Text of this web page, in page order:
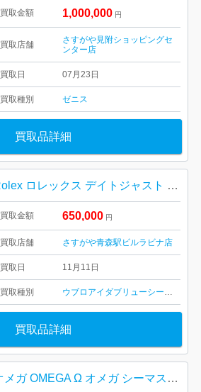
買取金額 1,000,000 円
買取店舗
さすがや見附ショッピングセ
ンター店
買取日 07月23日
買取種別 ゼニス
買取品詳細
Rolex ロレックス デイトジャスト オイスターパペチュアル レディース ダイヤインデックス K18 ゴールド 18金 金無垢 レディース
買取金額 650,000 円
買取店舗 さすがや青森駅ビルラビナ店
買取日 11月11日
買取種別 ウブロ アイダブリューシー喜平ネッ
買取品詳細
オメガ OMEGA Ω オメガ シーマスター プロフェッショナル 300M